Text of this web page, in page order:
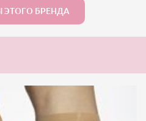
ЭТОГО БРЕНДА